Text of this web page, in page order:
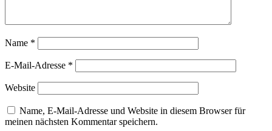
Name *
E-Mail-Adresse *
Website
Name, E-Mail-Adresse und Website in diesem Browser für
meinen nächsten Kommentar speichern.